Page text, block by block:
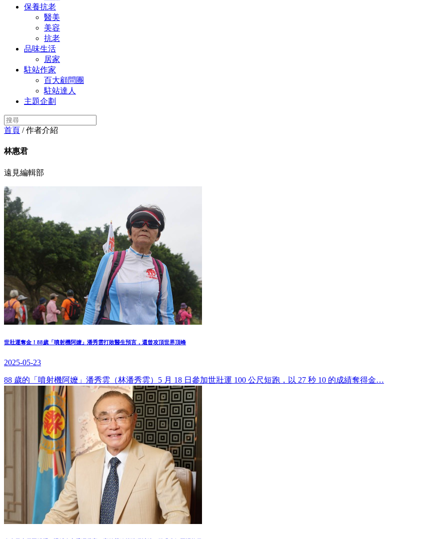
保養抗老
醫美
美容
抗老
品味生活
居家
駐站作家
百大顧問團
駐站達人
主題企劃
首頁 / 作者介紹
林惠君
遠見編輯部
世壯運奪金！88歲「噴射機阿嬤」潘秀雲打敗醫生預言，還曾攻頂世界頂峰
2025-05-23
88 歲的「噴射機阿嬤」潘秀雲（林潘秀雲）5 月 18 日參加世壯運 100 公尺短跑，以 27 秒 10 的成績奪得金…